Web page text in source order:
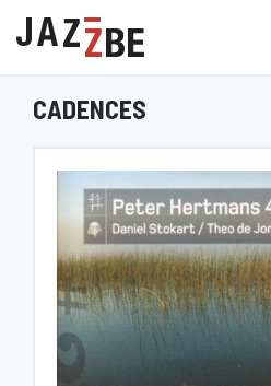
CADENCES